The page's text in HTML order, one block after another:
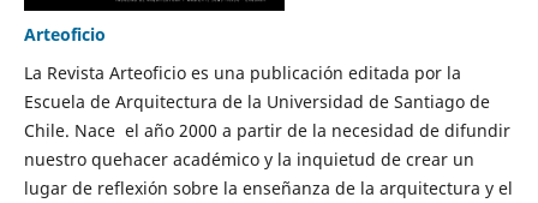
Arteoficio
La Revista Arteoficio es una publicación editada por la
Escuela de Arquitectura de la Universidad de Santiago de
Chile. Nace el año 2000 a partir de la necesidad de difundir
nuestro quehacer académico y la inquietud de crear un
lugar de reflexión sobre la enseñanza de la arquitectura y el